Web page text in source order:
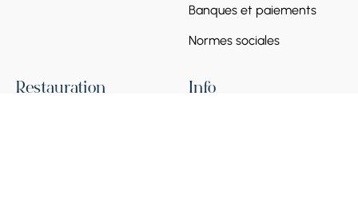
Banques et paiements
Normes sociales
Restauration Info